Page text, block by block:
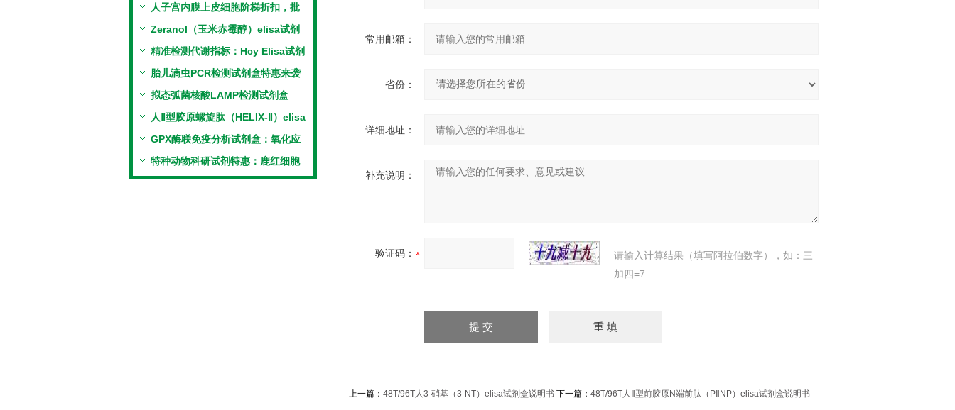
PCR检测试剂盒暑假优惠开启
人子宫内膜上皮细胞阶梯折扣，批
量更划算
Zeranol（玉米赤霉醇）elisa试剂
盒特惠
精准检测代谢指标：Hcy Elisa试剂
盒的科研应用与技术特点
胎儿滴虫PCR检测试剂盒特惠来袭
拟态弧菌核酸LAMP检测试剂盒
（恒温荧光法）新品上市优惠活动
人Ⅱ型胶原螺旋肽（HELIX-Ⅱ）elisa
试剂盒科研优惠活动开启
GPX酶联免疫分析试剂盒：氧化应
激研究精准检测工具
特种动物科研试剂特惠：鹿红细胞
膜蛋白(EMP)ELISA试剂盒让利活
常用邮箱：
省份：
详细地址：
补充说明：
验证码：
请输入计算结果（填写阿拉伯数字），如：三
加四=7
上一篇： 48T/96T人3-硝基（3-NT）elisa试剂盒说明书 下一篇： 48T/96T人Ⅱ型前胶原N端前肽（PⅡNP）elisa试剂盒说明书